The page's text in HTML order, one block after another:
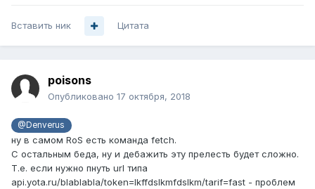
Вставить ник Цитата
poisons
Опубликовано 17 октября, 2018
@Denverus
ну в самом RoS есть команда fetch.
С остальным беда, ну и дебажить эту прелесть будет сложно.
Т.е. если нужно пнуть url типа
api.yota.ru/blablabla/token=lkffdslkmfdslkm/tarif=fast - проблем